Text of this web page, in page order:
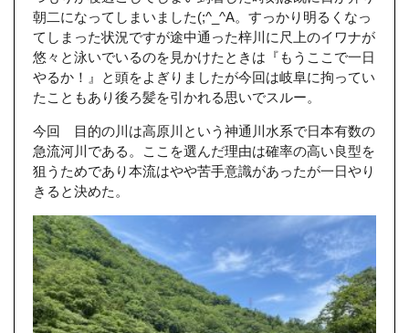
朝二になってしまいました(;^_^A。すっかり明るくなっ
てしまった状況ですが途中通った梓川に尺上のイワナが
悠々と泳いでいるのを見かけたときは『もうここで一日
やるか！』と頭をよぎりましたが今回は岐阜に拘ってい
たこともあり後ろ髪を引かれる思いでスルー。
今回 目的の川は高原川という神通川水系で日本有数の
急流河川である。ここを選んだ理由は確率の高い良型を
狙うためであり本流はやや苦手意識があったが一日やり
きると決めた。